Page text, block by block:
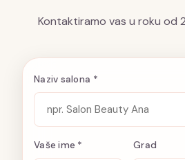
Kontaktiramo vas u roku od
Naziv salona *
Vaše ime * Grad